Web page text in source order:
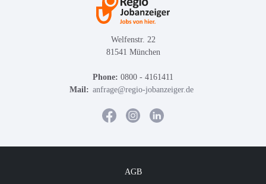
Welfenstr. 22
81541 München
Phone: 0800 - 4161411
Mail: anfrage@regio-jobanzeiger.de
AGB